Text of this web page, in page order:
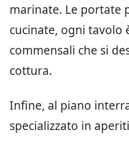
marinate. Le portate
cucinate, ogni tavolo
commensali che si
cottura.
Infine, al piano
specializzato in